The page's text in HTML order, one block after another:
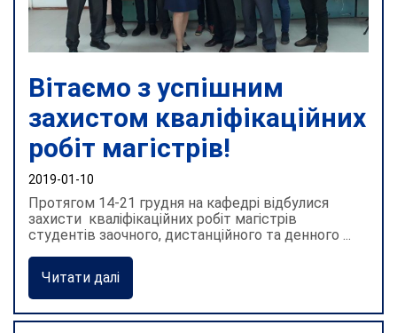
Вітаємо з успішним
захистом кваліфікаційних
робіт магістрів!
2019-01-10
Протягом 14-21 грудня на кафедрі відбулися
захисти кваліфікаційних робіт магістрів
студентів заочного, дистанційного та денного ...
Читати далі